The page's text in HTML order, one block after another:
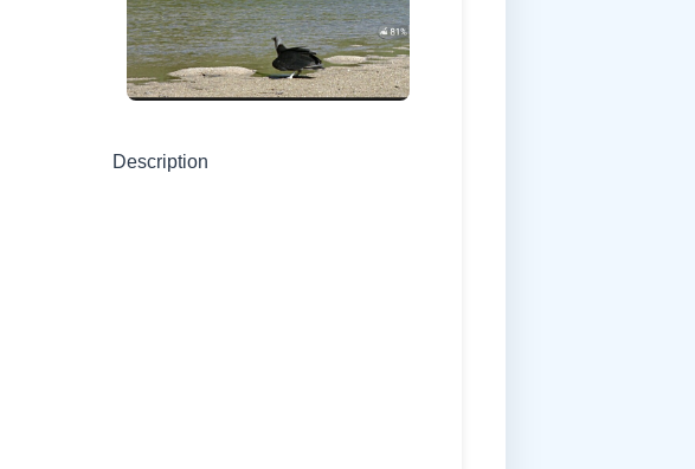
Description